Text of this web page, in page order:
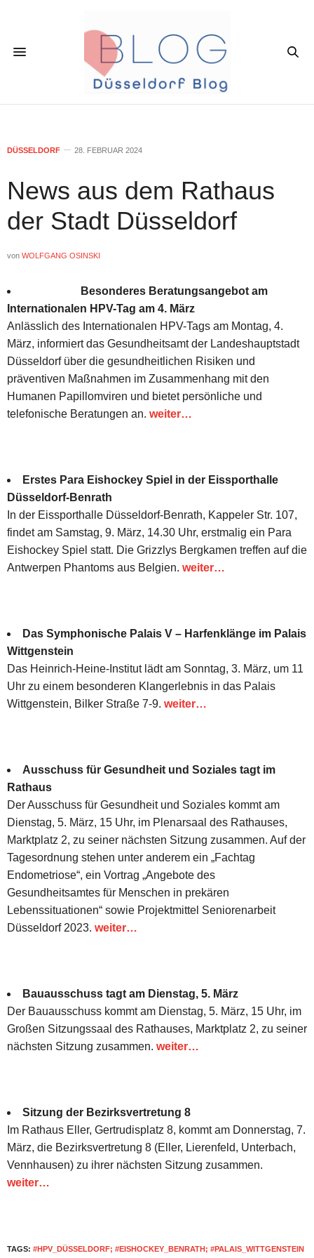
DÜSSELDORF 28. FEBRUAR 2024
News aus dem Rathaus
der Stadt Düsseldorf
von WOLFGANG OSINSKI
Besonderes Beratungsangebot am
Internationalen HPV-Tag am 4. März
Anlässlich des Internationalen HPV-Tags am Montag, 4.
März, informiert das Gesundheitsamt der Landeshauptstadt
Düsseldorf über die gesundheitlichen Risiken und
präventiven Maßnahmen im Zusammenhang mit den
Humanen Papillomviren und bietet persönliche und
telefonische Beratungen an. weiter…
Erstes Para Eishockey Spiel in der Eissporthalle
Düsseldorf-Benrath
In der Eissporthalle Düsseldorf-Benrath, Kappeler Str. 107,
findet am Samstag, 9. März, 14.30 Uhr, erstmalig ein Para
Eishockey Spiel statt. Die Grizzlys Bergkamen treffen auf die
Antwerpen Phantoms aus Belgien. weiter…
Das Symphonische Palais V – Harfenklänge im Palais
Wittgenstein
Das Heinrich-Heine-Institut lädt am Sonntag, 3. März, um 11
Uhr zu einem besonderen Klangerlebnis in das Palais
Wittgenstein, Bilker Straße 7-9. weiter…
Ausschuss für Gesundheit und Soziales tagt im
Rathaus
Der Ausschuss für Gesundheit und Soziales kommt am
Dienstag, 5. März, 15 Uhr, im Plenarsaal des Rathauses,
Marktplatz 2, zu seiner nächsten Sitzung zusammen. Auf der
Tagesordnung stehen unter anderem ein „Fachtag
Endometriose“, ein Vortrag „Angebote des
Gesundheitsamtes für Menschen in prekären
Lebenssituationen“ sowie Projektmittel Seniorenarbeit
Düsseldorf 2023. weiter…
Bauausschuss tagt am Dienstag, 5. März
Der Bauausschuss kommt am Dienstag, 5. März, 15 Uhr, im
Großen Sitzungssaal des Rathauses, Marktplatz 2, zu seiner
nächsten Sitzung zusammen. weiter…
Sitzung der Bezirksvertretung 8
Im Rathaus Eller, Gertrudisplatz 8, kommt am Donnerstag, 7.
März, die Bezirksvertretung 8 (Eller, Lierenfeld, Unterbach,
Vennhausen) zu ihrer nächsten Sitzung zusammen.
weiter…
TAGS: #HPV_DÜSSELDORF; #EISHOCKEY_BENRATH; #PALAIS_WITTGENSTEIN